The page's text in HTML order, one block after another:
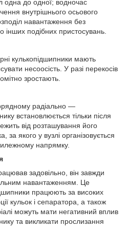
одна до одної; водночас
внутрішнього осьового
навантаження без
інших подібних пристосувань.
кулькопідшипники мають
несоосість. У разі перекосів
зростають.
радіально —
встановлюється тільки після
від розташування його
за якого у вузлі організовується
напрямку.
задовільно, він завжди
навантаженням. Це
працюють за високих
кульок і сепаратора, а також
можуть мати негативний вплив
та викликати прослизання